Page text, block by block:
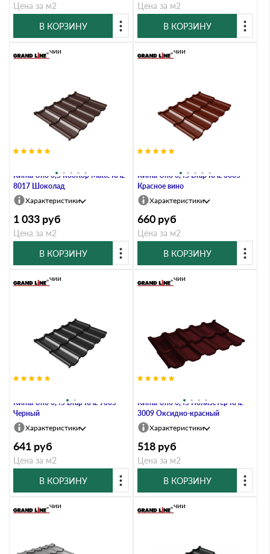
Цена за м2
В КОРЗИНУ
Цена за м2
В КОРЗИНУ
Kvinta Uno 0,5 Rooftop Matte RAL
8017 Шоколад
В наличии
Характеристики
1 033 руб
Цена за м2
В КОРЗИНУ
Kvinta Uno 0,45 Drap RAL 3005
Красное вино
В наличии
Характеристики
660 руб
Цена за м2
В КОРЗИНУ
Kvinta Uno 0,45 Drap RAL 9005
Черный
В наличии
Характеристики
641 руб
Цена за м2
В КОРЗИНУ
Kvinta Uno 0,45 Полиэстер RAL
3009 Оксидно-красный
В наличии
Характеристики
518 руб
Цена за м2
В КОРЗИНУ
В наличии В наличии